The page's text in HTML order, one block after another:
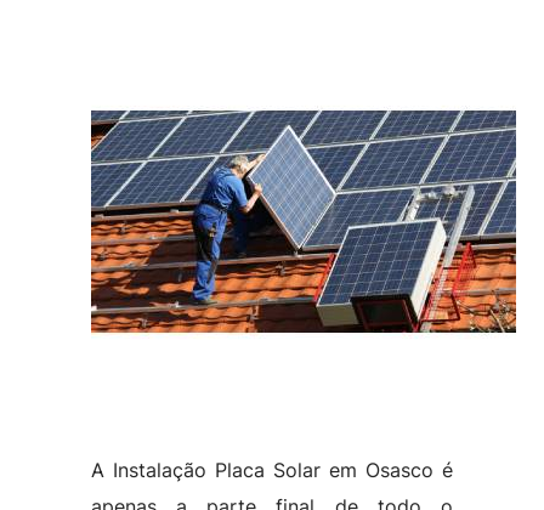
A Instalação Placa Solar em Osasco é